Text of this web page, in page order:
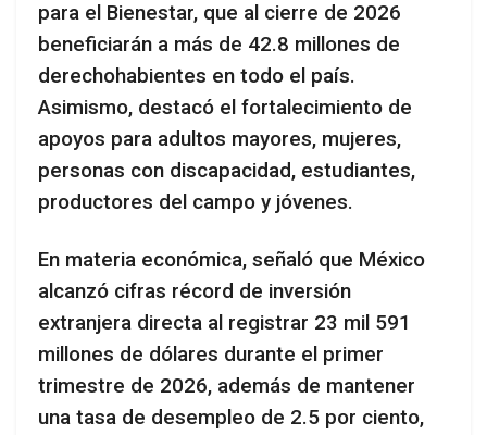
para el Bienestar, que al cierre de 2026
beneficiarán a más de 42.8 millones de
derechohabientes en todo el país.
Asimismo, destacó el fortalecimiento de
apoyos para adultos mayores, mujeres,
personas con discapacidad, estudiantes,
productores del campo y jóvenes.
En materia económica, señaló que México
alcanzó cifras récord de inversión
extranjera directa al registrar 23 mil 591
millones de dólares durante el primer
trimestre de 2026, además de mantener
una tasa de desempleo de 2.5 por ciento,